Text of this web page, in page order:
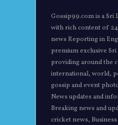
Gossip99.com is a Sri
with rich content of
news Reporting in
premium exclusive
providing around the
international, world,
gossip and event
News updates and
Breaking news and
cricket news,